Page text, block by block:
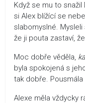
Když se mu to snažil
si Alex blížící se
slabomyslné.
že ji pouta zastaví,
Moc dobře věděla,
byla spokojená s
tak dobře. Pousmála
Alexe měla vždycky